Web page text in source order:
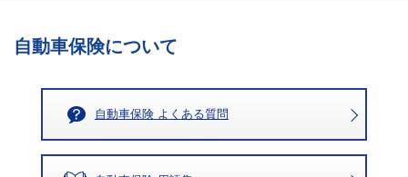
自動車保険について
自動車保険 よくある質問